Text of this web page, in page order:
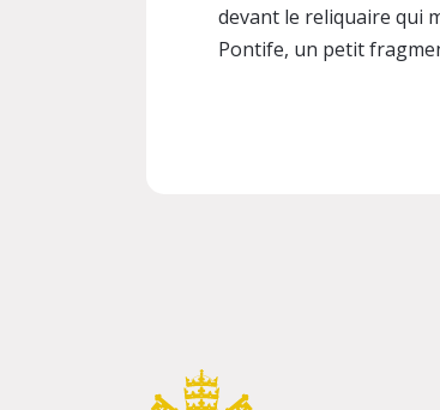
devant le reliquaire qui
Pontife, un petit